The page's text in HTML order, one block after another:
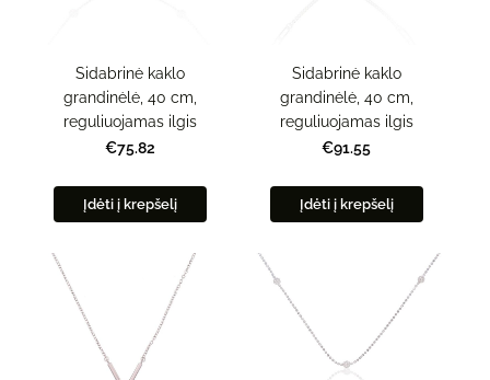
Sidabrinė kaklo
grandinėlė, 40 cm,
reguliuojamas ilgis
€75.82
Įdėti į krepšelį
Sidabrinė kaklo
grandinėlė, 40 cm,
reguliuojamas ilgis
€91.55
Įdėti į krepšelį